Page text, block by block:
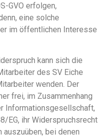
GVO erfolgen,
eine solche
im öffentlichen Interesse
kann sich die
des SV Eiche
wenden. Der
frei, im Zusammenhang
Informationsgesellschaft,
EG, ihr Widerspruchsrecht
bei denen